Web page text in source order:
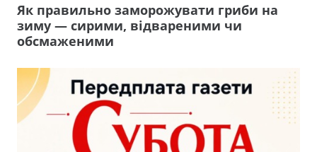
Як правильно заморожувати гриби на
зиму — сирими, відвареними чи
обсмаженими